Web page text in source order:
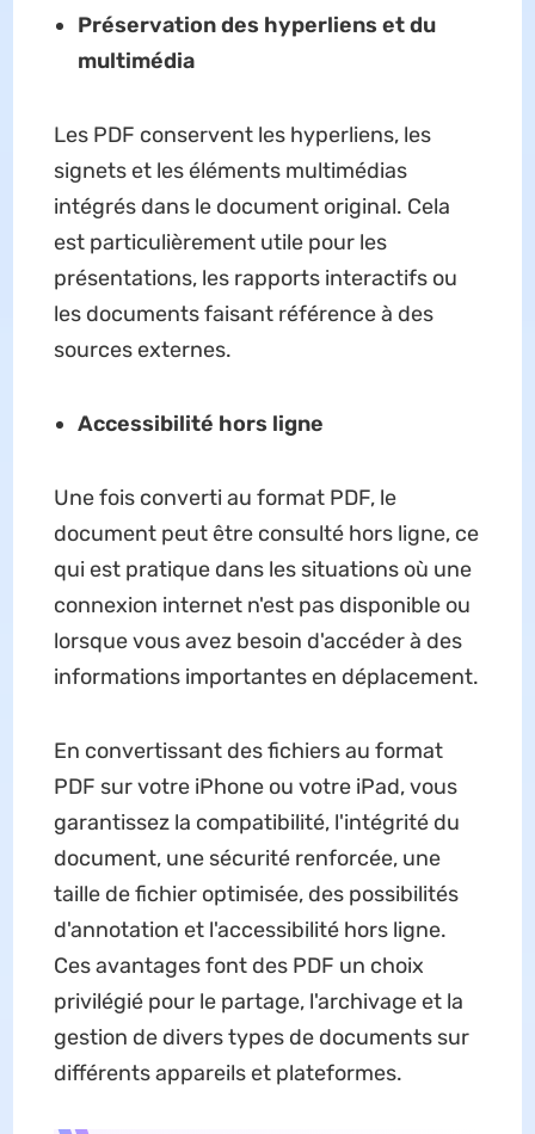
Préservation des hyperliens et du
multimédia
Les PDF conservent les hyperliens, les
signets et les éléments multimédias
intégrés dans le document original. Cela
est particulièrement utile pour les
présentations, les rapports interactifs ou
les documents faisant référence à des
sources externes.
Accessibilité hors ligne
Une fois converti au format PDF, le
document peut être consulté hors ligne, ce
qui est pratique dans les situations où une
connexion internet n'est pas disponible ou
lorsque vous avez besoin d'accéder à des
informations importantes en déplacement.
En convertissant des fichiers au format
PDF sur votre iPhone ou votre iPad, vous
garantissez la compatibilité, l'intégrité du
document, une sécurité renforcée, une
taille de fichier optimisée, des possibilités
d'annotation et l'accessibilité hors ligne.
Ces avantages font des PDF un choix
privilégié pour le partage, l'archivage et la
gestion de divers types de documents sur
différents appareils et plateformes.